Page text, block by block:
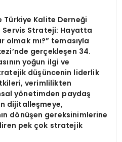
Türkiye Kalite Derneği
Servis Strateji: Hayatta
olmak mı?” temasıyla
gerçekleşen 34.
yoğun ilgi ve
düşüncenin liderlik
verimlilikten
yönetimden paydaş
dijitalleşmeye,
n dönüşen gereksinimlerine
pek çok stratejik